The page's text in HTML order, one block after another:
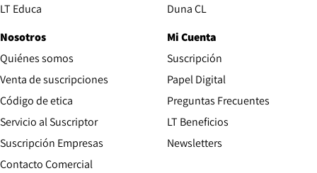
LT Educa
Duna CL
Nosotros
Quiénes somos
Venta de suscripciones
Código de etica Opens in new window
Servicio al Suscriptor
Suscripción Empresas
Contacto Comercial
Mi Cuenta
Suscripción
Papel Digital
Preguntas Frecuentes
LT Beneficios
Newsletters